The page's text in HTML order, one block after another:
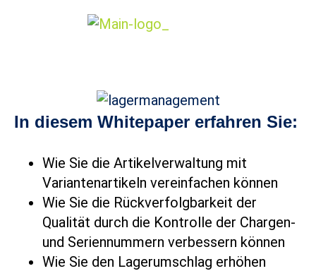
In diesem Whitepaper erfahren Sie:
Wie Sie die Artikelverwaltung mit
Variantenartikeln vereinfachen können
Wie Sie die Rückverfolgbarkeit der
Qualität durch die Kontrolle der Chargen-
und Seriennummern verbessern können
Wie Sie den Lagerumschlag erhöhen